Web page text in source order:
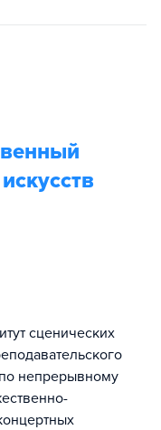
сценических
по непрерывному